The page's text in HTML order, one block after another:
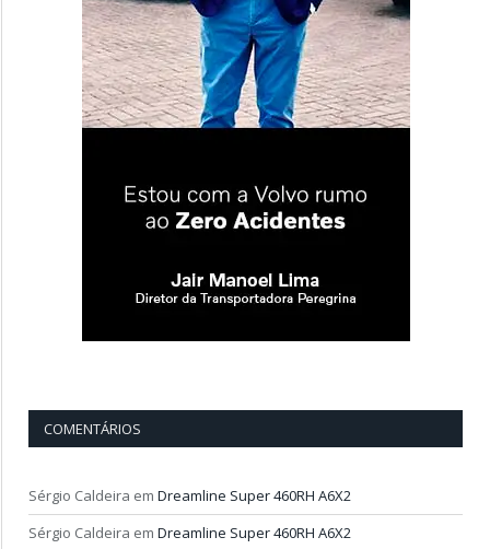
COMENTÁRIOS
Sérgio Caldeira em Dreamline Super 460RH A6X2
Sérgio Caldeira em Dreamline Super 460RH A6X2